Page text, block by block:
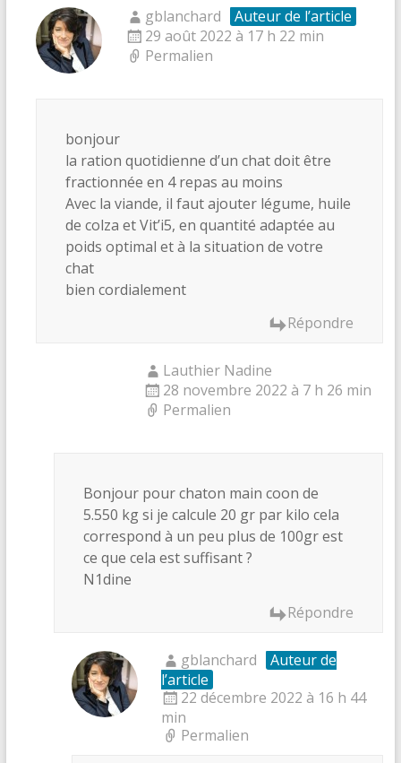
gblanchard
Auteur de l’article
29 août 2022 à 17 h 22 min
Permalien
bonjour
la ration quotidienne d’un chat doit être
fractionnée en 4 repas au moins
Avec la viande, il faut ajouter légume, huile
de colza et Vit’i5, en quantité adaptée au
poids optimal et à la situation de votre
chat
bien cordialement
Répondre
Lauthier Nadine
28 novembre 2022 à 7 h 26 min
Permalien
Bonjour pour chaton main coon de
5.550 kg si je calcule 20 gr par kilo cela
correspond à un peu plus de 100gr est
ce que cela est suffisant ?
N1dine
Répondre
gblanchard
Auteur de
l’article
22 décembre 2022 à 16 h 44
min
Permalien